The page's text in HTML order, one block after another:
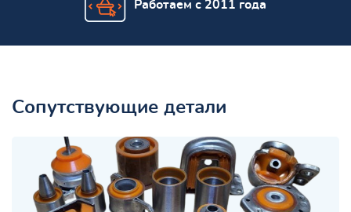
Работаем с 2011 года
Сопутствующие детали